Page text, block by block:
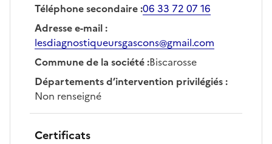
Téléphone secondaire:06 33 72 07 16
Adresse e-mail:
lesdiagnostiqueursgascons@gmail.com
Commune de la société:Biscarosse
Départements d’intervention privilégiés:
Non renseigné
Certificats